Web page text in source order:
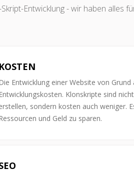
Entwicklung - wir haben alles
KOSTEN
Entwicklung einer Website von
Klonskripte sind
sondern kosten auch weniger.
und Geld zu sparen.